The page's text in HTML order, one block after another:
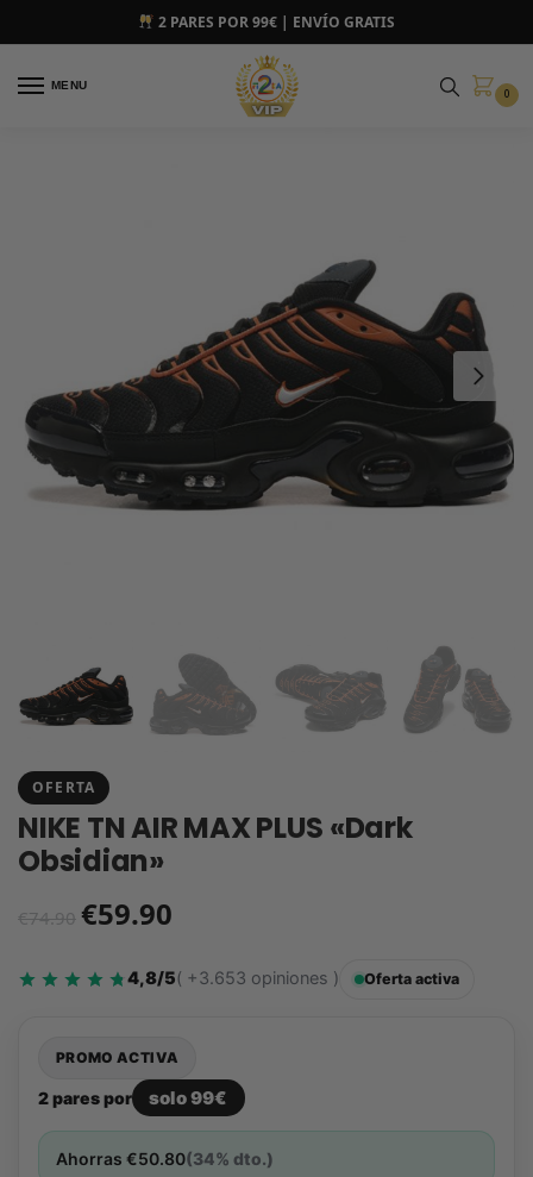
2 PARES POR 99€ | ENVÍO GRATIS
MENU
0
OFERTA
NIKE TN AIR MAX PLUS «Dark
Obsidian»
€74.90 €59.90
4,8/5( +3.653 opiniones ) Oferta activa
PROMO ACTIVA
2 pares por solo 99€
Ahorras €50.80(34% dto.)